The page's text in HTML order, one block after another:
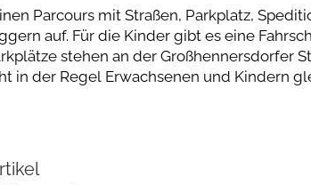
Parcours mit Straßen, Parkplatz,
auf. Für die Kinder gibt es eine
stehen an der Großhennersdorfer
in der Regel Erwachsenen und Kindern